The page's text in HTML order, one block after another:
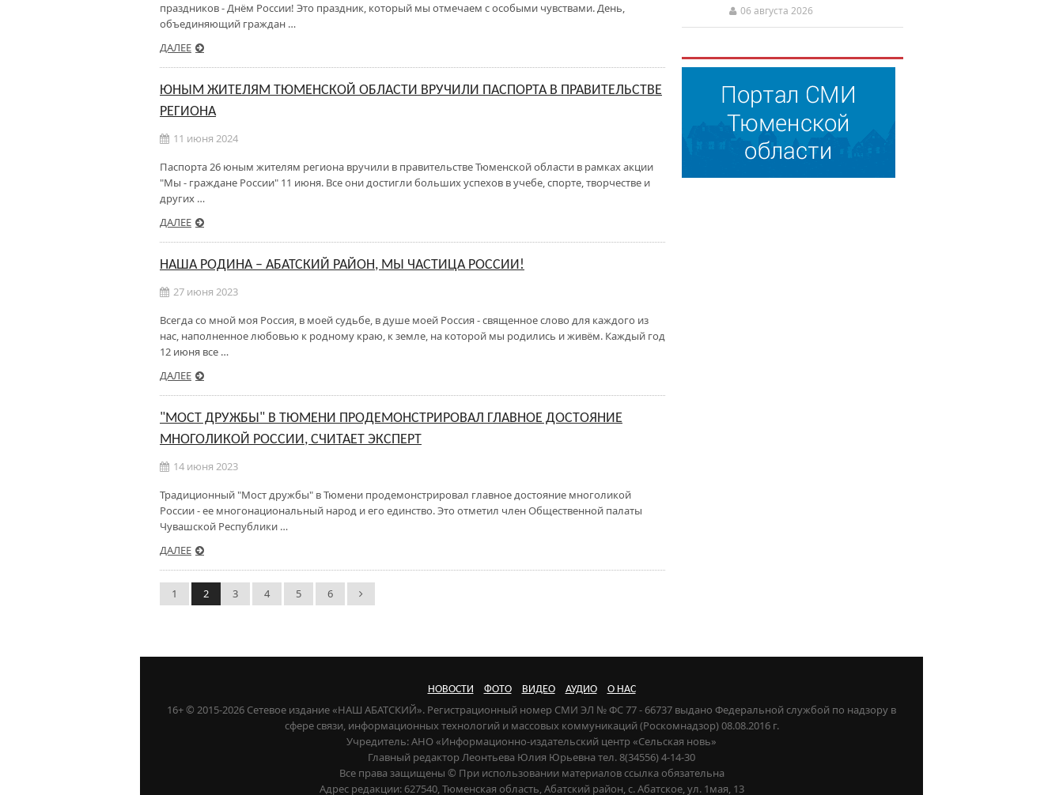
праздников - Днём России! Это праздник, который мы отмечаем с особыми чувствами. День,
объединяющий граждан …
ДАЛЕЕ
ЮНЫМ ЖИТЕЛЯМ ТЮМЕНСКОЙ ОБЛАСТИ ВРУЧИЛИ ПАСПОРТА В ПРАВИТЕЛЬСТВЕ
РЕГИОНА
11 июня 2024
Паспорта 26 юным жителям региона вручили в правительстве Тюменской области в рамках акции
"Мы - граждане России" 11 июня. Все они достигли больших успехов в учебе, спорте, творчестве и
других …
ДАЛЕЕ
НАША РОДИНА – АБАТСКИЙ РАЙОН, МЫ ЧАСТИЦА РОССИИ!
27 июня 2023
Всегда со мной моя Россия, в моей судьбе, в душе моей Россия - священное слово для каждого из
нас, наполненное любовью к родному краю, к земле, на которой мы родились и живём. Каждый год
12 июня все …
ДАЛЕЕ
"МОСТ ДРУЖБЫ" В ТЮМЕНИ ПРОДЕМОНСТРИРОВАЛ ГЛАВНОЕ ДОСТОЯНИЕ
МНОГОЛИКОЙ РОССИИ, СЧИТАЕТ ЭКСПЕРТ
14 июня 2023
Традиционный "Мост дружбы" в Тюмени продемонстрировал главное достояние многоликой
России - ее многонациональный народ и его единство. Это отметил член Общественной палаты
Чувашской Республики …
ДАЛЕЕ
1 2 3 4 5 6
06 августа 2026
НОВОСТИ ФОТО ВИДЕО АУДИО О НАС
16+ © 2015-2026 Сетевое издание «НАШ АБАТСКИЙ». Регистрационный номер СМИ ЭЛ № ФС 77 - 66737 выдано Федеральной службой по надзору в
сфере связи, информационных технологий и массовых коммуникаций (Роскомнадзор) 08.08.2016 г.
Учредитель: АНО «Информационно-издательский центр «Сельская новь»
Главный редактор Леонтьева Юлия Юрьевна тел. 8(34556) 4-14-30
Все права защищены © При использовании материалов ссылка обязательна
Адрес редакции: 627540, Тюменская область, Абатский район, с. Абатское, ул. 1мая, 13